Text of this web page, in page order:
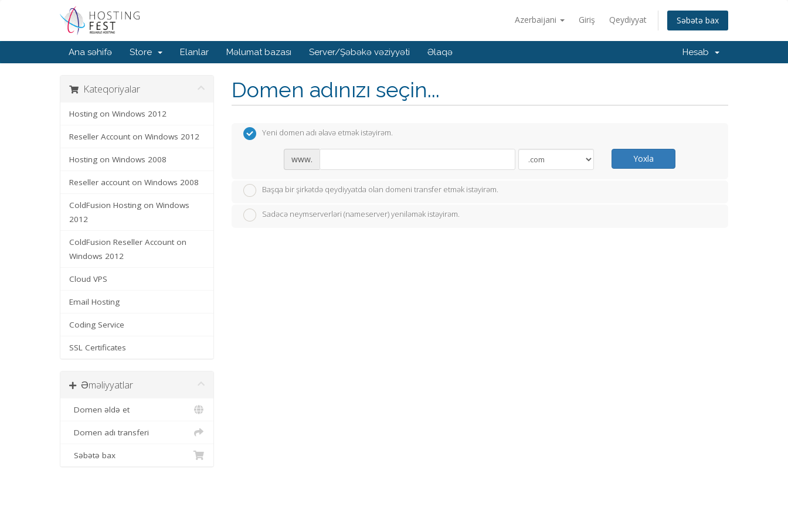
Azerbaijani Giriş Qeydiyyat Səbətə bax
Ana səhifə Store Elanlar Məlumat bazası Server/Şəbəkə vəziyyəti Əlaqə Hesab
Domen adınızı seçin...
Kateqoriyalar
Hosting on Windows 2012
Reseller Account on Windows 2012
Hosting on Windows 2008
Reseller account on Windows 2008
ColdFusion Hosting on Windows
2012
ColdFusion Reseller Account on
Windows 2012
Cloud VPS
Email Hosting
Coding Service
SSL Certificates
Əməliyyatlar
Domen əldə et
Domen adı transferi
Səbətə bax
Yeni domen adı əlavə etmək istəyirəm.
www. Yoxla
Başqa bir şirkətdə qeydiyyatda olan domeni transfer etmək istəyirəm.
Sadəcə neymserverləri (nameserver) yeniləmək istəyirəm.